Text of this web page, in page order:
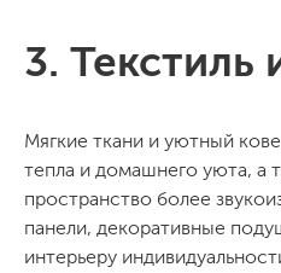
3. Текстиль
Мягкие ткани и уютный
тепла и домашнего уюта, а
пространство более
панели, декоративные
интерьеру